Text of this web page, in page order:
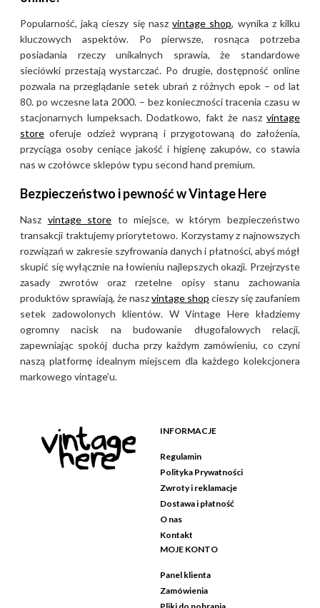
Popularność, jaką cieszy się naszvintage shop, wynika z kilku
kluczowych aspektów. Po pierwsze, rosnąca potrzeba
posiadania rzeczy unikalnych sprawia, że standardowe
sieciówki przestają wystarczać. Po drugie, dostępność online
pozwala na przeglądanie setek ubrań z różnych epok – od lat
80. po wczesne lata 2000. – bez konieczności tracenia czasu w
stacjonarnych lumpeksach. Dodatkowo, fakt że nasz vintage
store oferuje odzież wypraną i przygotowaną do założenia,
przyciąga osoby ceniące jakość i higienę zakupów, co stawia
nas w czołówce sklepów typu second hand premium.
Bezpieczeństwo i pewność w Vintage Here
Nasz vintage store to miejsce, w którym bezpieczeństwo
transakcji traktujemy priorytetowo. Korzystamy z najnowszych
rozwiązań w zakresie szyfrowania danych i płatności, abyś mógł
skupić się wyłącznie na łowieniu najlepszych okazji. Przejrzyste
zasady zwrotów oraz rzetelne opisy stanu zachowania
produktów sprawiają, że naszvintage shop cieszy się zaufaniem
setek zadowolonych klientów. W Vintage Here kładziemy
ogromny nacisk na budowanie długofalowych relacji,
zapewniając spokój ducha przy każdym zamówieniu, co czyni
naszą platformę idealnym miejscem dla każdego kolekcjonera
markowego vintage’u.
INFORMACJE
Regulamin
Polityka Prywatności
Zwroty i reklamacje
Dostawa i płatność
O nas
Kontakt
MOJE KONTO
Panel klienta
Zamówienia